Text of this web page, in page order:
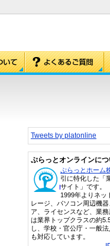
Tweets by platonline
ぷらっとオンラインにつ
ぷらっとホーム
引に特化した「
サイト」です。
1999年よりネッ
レージ、パソコン周辺機
ア、ライセンスなど、業
は業界トップクラスの約
し、学校・官公庁・一般
も対応しています。